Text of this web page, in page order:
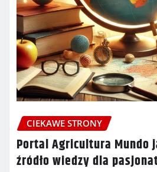
CIEKAWE STRONY
Portal Agricultura Mundo
źródło wiedzy dla